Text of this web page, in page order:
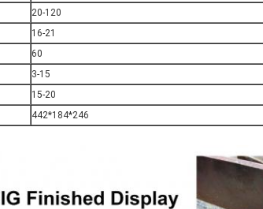
20-120
16-21
60
3-15
15-20
442*184*246